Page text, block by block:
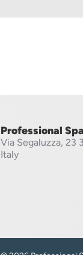
Professional
Via Segaluzza, 23
Italy